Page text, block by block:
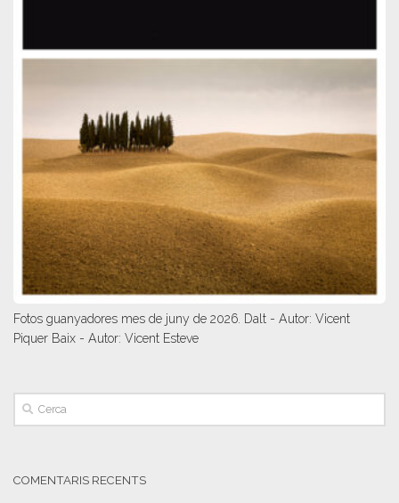
Fotos guanyadores mes de juny de 2026. Dalt - Autor: Vicent
Piquer Baix - Autor: Vicent Esteve
COMENTARIS RECENTS